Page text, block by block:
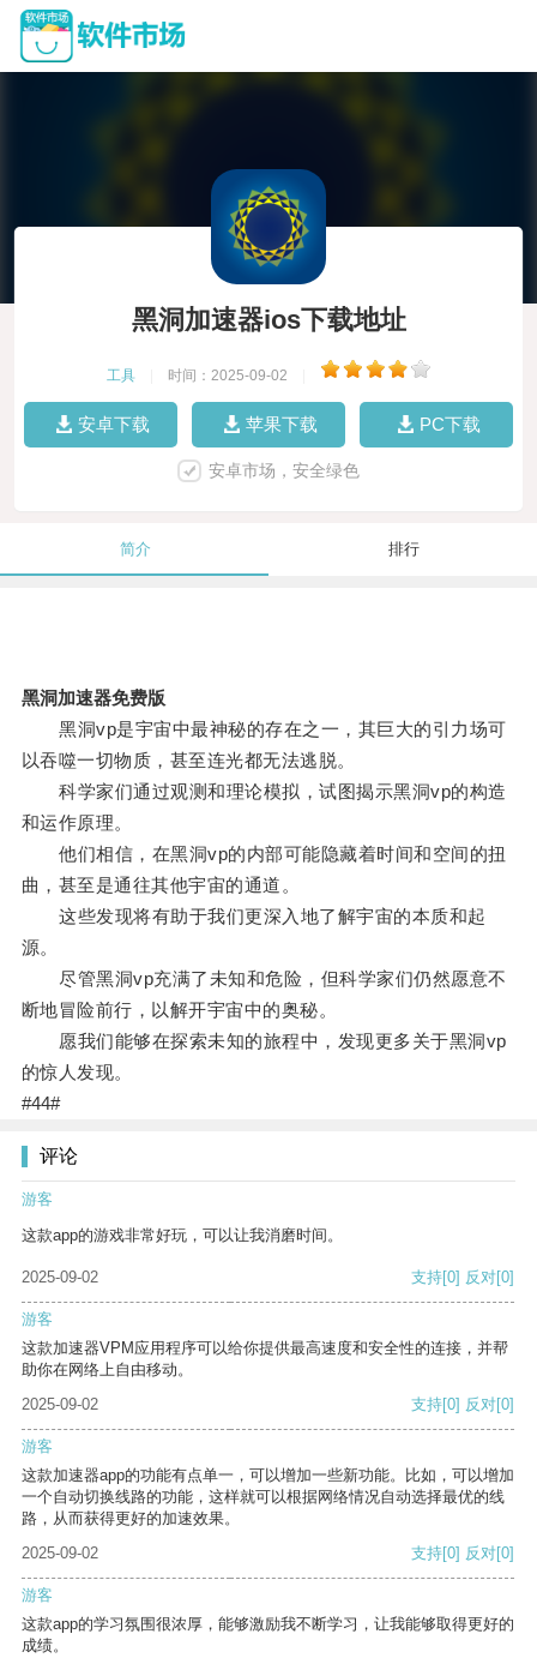
黑洞加速器ios下载地址
工具 时间：2025-09-02
安卓下载 苹果下载 PC下载
安卓市场，安全绿色
简介 排行
黑洞加速器免费版
黑洞vp是宇宙中最神秘的存在之一，其巨大的引力场可
以吞噬一切物质，甚至连光都无法逃脱。
科学家们通过观测和理论模拟，试图揭示黑洞vp的构造
和运作原理。
他们相信，在黑洞vp的内部可能隐藏着时间和空间的扭
曲，甚至是通往其他宇宙的通道。
这些发现将有助于我们更深入地了解宇宙的本质和起
源。
尽管黑洞vp充满了未知和危险，但科学家们仍然愿意不
断地冒险前行，以解开宇宙中的奥秘。
愿我们能够在探索未知的旅程中，发现更多关于黑洞vp
的惊人发现。
#44#
评论
游客
这款app的游戏非常好玩，可以让我消磨时间。
2025-09-02 支持[0] 反对[0]
游客
这款加速器VPM应用程序可以给你提供最高速度和安全性的连接，并帮
助你在网络上自由移动。
2025-09-02
支持[0] 反对[0]
游客
这款加速器app的功能有点单一，可以增加一些新功能。比如，可以增加
一个自动切换线路的功能，这样就可以根据网络情况自动选择最优的线
路，从而获得更好的加速效果。
2025-09-02
支持[0] 反对[0]
游客
这款app的学习氛围很浓厚，能够激励我不断学习，让我能够取得更好的
成绩。